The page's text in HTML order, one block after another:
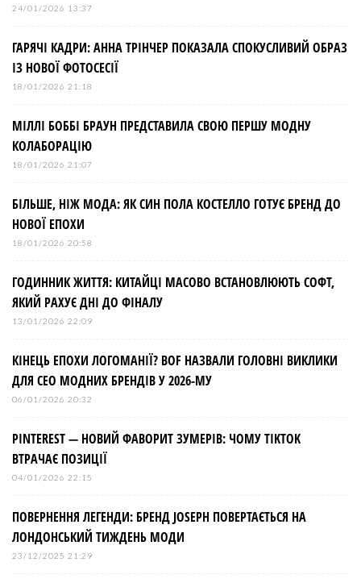
24/01/2026 13:37
ГАРЯЧІ КАДРИ: АННА ТРІНЧЕР ПОКАЗАЛА СПОКУСЛИВИЙ ОБРАЗ
ІЗ НОВОЇ ФОТОСЕСІЇ
18/01/2026 21:18
МІЛЛІ БОББІ БРАУН ПРЕДСТАВИЛА СВОЮ ПЕРШУ МОДНУ
КОЛАБОРАЦІЮ
18/01/2026 21:07
БІЛЬШЕ, НІЖ МОДА: ЯК СИН ПОЛА КОСТЕЛЛО ГОТУЄ БРЕНД ДО
НОВОЇ ЕПОХИ
18/01/2026 20:58
ГОДИННИК ЖИТТЯ: КИТАЙЦІ МАСОВО ВСТАНОВЛЮЮТЬ СОФТ,
ЯКИЙ РАХУЄ ДНІ ДО ФІНАЛУ
13/01/2026 22:09
КІНЕЦЬ ЕПОХИ ЛОГОМАНІЇ? BOF НАЗВАЛИ ГОЛОВНІ ВИКЛИКИ
ДЛЯ СЕО МОДНИХ БРЕНДІВ У 2026-МУ
06/01/2026 20:32
PINTEREST — НОВИЙ ФАВОРИТ ЗУМЕРІВ: ЧОМУ TIKTOK
ВТРАЧАЄ ПОЗИЦІЇ
04/01/2026 22:15
ПОВЕРНЕННЯ ЛЕГЕНДИ: БРЕНД JOSEPH ПОВЕРТАЄТЬСЯ НА
ЛОНДОНСЬКИЙ ТИЖДЕНЬ МОДИ
23/12/2025 21:29